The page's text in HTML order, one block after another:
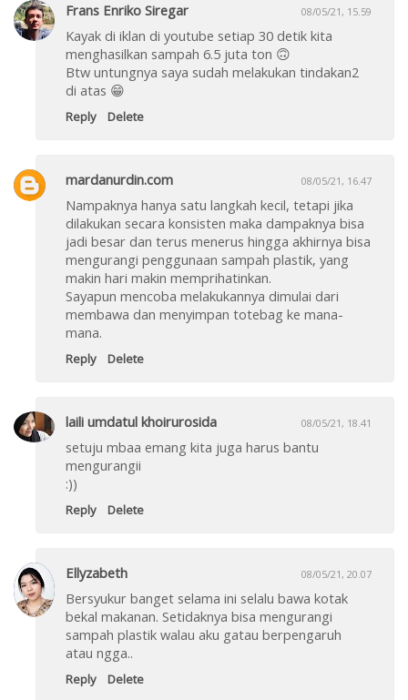
Frans Enriko Siregar 08/05/21, 15.59
Kayak di iklan di youtube setiap 30 detik kita
menghasilkan sampah 6.5 juta ton 🙃
Btw untungnya saya sudah melakukan tindakan2
di atas 😁
Reply Delete
mardanurdin.com 08/05/21, 16.47
Nampaknya hanya satu langkah kecil, tetapi jika
dilakukan secara konsisten maka dampaknya bisa
jadi besar dan terus menerus hingga akhirnya bisa
mengurangi penggunaan sampah plastik, yang
makin hari makin memprihatinkan.
Sayapun mencoba melakukannya dimulai dari
membawa dan menyimpan totebag ke mana-
mana.
Reply Delete
laili umdatul khoirurosida 08/05/21, 18.41
setuju mbaa emang kita juga harus bantu
mengurangii
:))
Reply Delete
Ellyzabeth 08/05/21, 20.07
Bersyukur banget selama ini selalu bawa kotak
bekal makanan. Setidaknya bisa mengurangi
sampah plastik walau aku gatau berpengaruh
atau ngga..
Reply Delete